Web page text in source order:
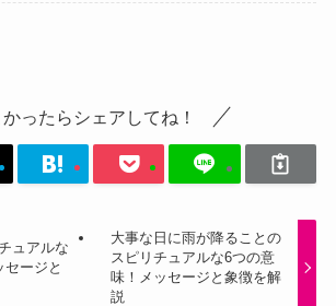
かったらシェアしてね！
ュアルな
ージと
大事な日に雨が降ることの
スピリチュアルな6つの意
味！メッセージと象徴を解
説